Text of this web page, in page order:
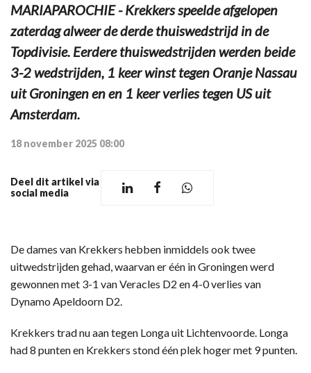
MARIAPAROCHIE - Krekkers speelde afgelopen
zaterdag alweer de derde thuiswedstrijd in de
Topdivisie. Eerdere thuiswedstrijden werden beide
3-2 wedstrijden, 1 keer winst tegen Oranje Nassau
uit Groningen en en 1 keer verlies tegen US uit
Amsterdam.
18 november 2025 08:00
Deel dit artikel via
social media
De dames van Krekkers hebben inmiddels ook twee
uitwedstrijden gehad, waarvan er één in Groningen werd
gewonnen met 3-1 van Veracles D2 en 4-0 verlies van
Dynamo Apeldoorn D2.
Krekkers trad nu aan tegen Longa uit Lichtenvoorde. Longa
had 8 punten en Krekkers stond één plek hoger met 9 punten.